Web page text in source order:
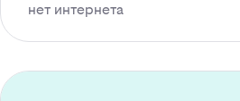
нет интернета